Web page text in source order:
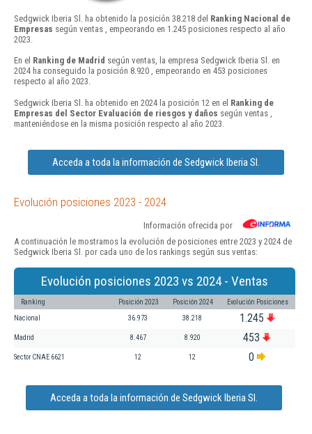
Sedgwick Iberia Sl. ha obtenido la posición 38.218 del Ranking Nacional de
Empresas según ventas , empeorando en 1.245 posiciones respecto al año
2023.
En el Ranking de Madrid según ventas, la empresa Sedgwick Iberia Sl. en
2024 ha conseguido la posición 8.920 , empeorando en 453 posiciones
respecto al año 2023.
Sedgwick Iberia Sl. ha obtenido en 2024 la posición 12 en el Ranking de
Empresas del Sector Evaluación de riesgos y daños según ventas ,
manteniéndose en la misma posición respecto al año 2023.
Acceda a toda la información de Sedgwick Iberia Sl.
Evolución posiciones 2023 - 2024
Información ofrecida por
A continuación le mostramos la evolución de posiciones entre 2023 y 2024 de
Sedgwick Iberia Sl. por cada uno de los rankings según sus ventas:
Evolución posiciones 2023 vs 2024 - Ventas
Ranking Posición 2023 Posición 2024 Evolución Posiciones
Nacional 36.973 38.218 1.245
Madrid 8.467 8.920 453
Sector CNAE 6621 12 12 0
Acceda a toda la información de Sedgwick Iberia Sl.